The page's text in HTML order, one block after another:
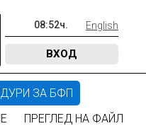
08:52ч. English
ВХОД
ЗА БФП
ПРЕГЛЕД НА ФАЙЛ